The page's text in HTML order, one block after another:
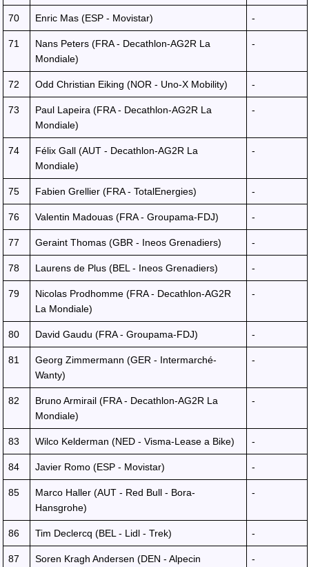
70 Enric Mas (ESP - Movistar) -
71
Nans Peters (FRA - Decathlon-AG2R La
Mondiale)
-
72 Odd Christian Eiking (NOR - Uno-X Mobility) -
73
Paul Lapeira (FRA - Decathlon-AG2R La
Mondiale)
-
74
Félix Gall (AUT - Decathlon-AG2R La
Mondiale)
-
75 Fabien Grellier (FRA - TotalEnergies) -
76 Valentin Madouas (FRA - Groupama-FDJ) -
77 Geraint Thomas (GBR - Ineos Grenadiers) -
78 Laurens de Plus (BEL - Ineos Grenadiers) -
79
Nicolas Prodhomme (FRA - Decathlon-AG2R
La Mondiale)
-
80 David Gaudu (FRA - Groupama-FDJ) -
81
Georg Zimmermann (GER - Intermarché-
Wanty)
-
82
Bruno Armirail (FRA - Decathlon-AG2R La
Mondiale)
-
83 Wilco Kelderman (NED - Visma-Lease a Bike) -
84 Javier Romo (ESP - Movistar) -
85
Marco Haller (AUT - Red Bull - Bora-
Hansgrohe)
-
86 Tim Declercq (BEL - Lidl - Trek) -
87
Soren Kragh Andersen (DEN - Alpecin
-